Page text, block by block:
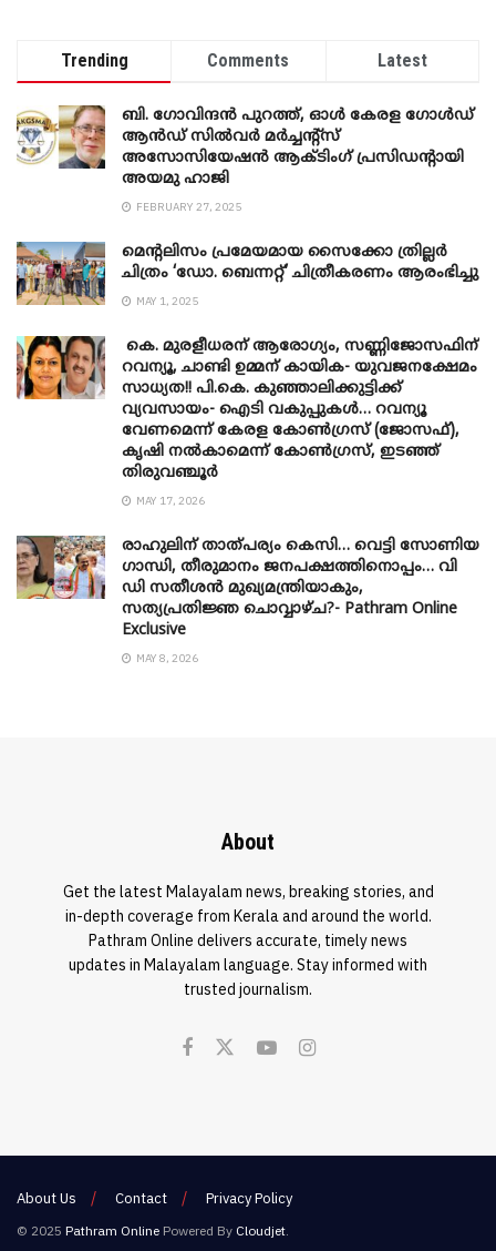
Trending Comments Latest
ബി. ​ഗോവിന്ദൻ പുറത്ത്, ഓൾ കേരള ഗോൾഡ്
ആൻഡ് സിൽവർ മർച്ചന്റ്സ്
അസോസിയേഷൻ ആക്ടിംഗ് പ്രസിഡന്റായി
അയമു ഹാജി
FEBRUARY 27, 2025
മെന്‍റലിസം പ്രമേയമായ സൈക്കോ ത്രില്ലർ
ചിത്രം ‘ഡോ. ബെന്നറ്റ്’ ചിത്രീകരണം ആരംഭിച്ചു
MAY 1, 2025
കെ. മുരളീധരന് ആരോഗ്യം, സണ്ണിജോസഫിന്
റവന്യൂ, ചാണ്ടി ഉമ്മന് കായിക- യുവജനക്ഷേമം
സാധ്യത!! പി.കെ. കുഞ്ഞാലിക്കുട്ടിക്ക്
വ്യവസായം- ഐടി വകുപ്പുകൾ… റവന്യൂ
വേണമെന്ന് കേരള കോൺഗ്രസ് (ജോസഫ്),
കൃഷി നൽകാമെന്ന് കോൺഗ്രസ്, ഇടഞ്ഞ്
തിരുവഞ്ചൂർ
MAY 17, 2026
രാഹുലിന് താത്പര്യം കെസി… വെട്ടി സോണിയ
​ഗാന്ധി, തീരുമാനം ജനപക്ഷത്തിനൊപ്പം… വി
ഡി സതീശൻ മുഖ്യമന്ത്രിയാകും,
സത്യപ്രതിജ്ഞ ചൊവ്വാഴ്ച?- Pathram Online
Exclusive
MAY 8, 2026
About
Get the latest Malayalam news, breaking stories, and
in-depth coverage from Kerala and around the world.
Pathram Online delivers accurate, timely news
updates in Malayalam language. Stay informed with
trusted journalism.
About Us Contact Privacy Policy
© 2025 Pathram Online Powered By Cloudjet